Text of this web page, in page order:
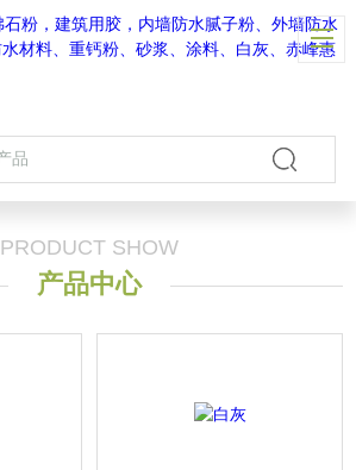
PRODUCT SHOW
产品中心